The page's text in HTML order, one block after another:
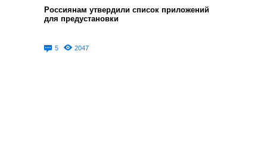
Россиянам утвердили список приложений
для предустановки
5 2047